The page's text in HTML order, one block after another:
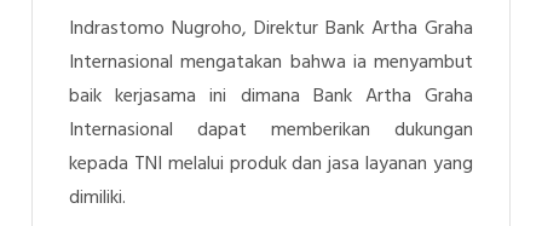
Indrastomo Nugroho, Direktur Bank Artha Graha
Internasional mengatakan bahwa ia menyambut
baik kerjasama ini dimana Bank Artha Graha
Internasional dapat memberikan dukungan
kepada TNI melalui produk dan jasa layanan yang
dimiliki.